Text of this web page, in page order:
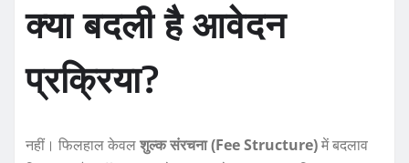
क्या बदली है आवेदन
प्रक्रिया?
नहीं। फिलहाल केवलशुल्क संरचना (Fee Structure)में बदलाव